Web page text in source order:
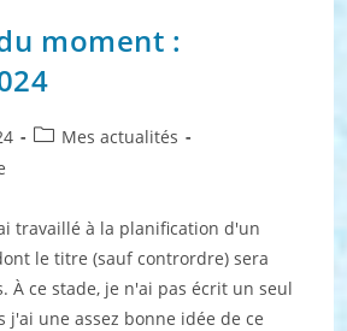
moment :
PostMes actualités
travaillé à la planification d'un
le titre (sauf contrordre) sera
À ce stade, je n'ai pas écrit un seul
j'ai une assez bonne idée de ce